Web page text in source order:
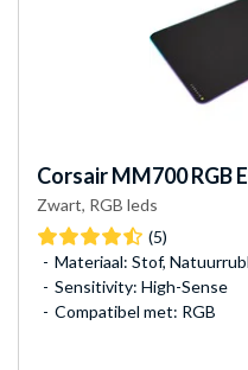
CorsairMM700 RGB
Zwart, RGB leds
(5)
Materiaal: Stof,
Sensitivity: High-Sense
Compatibel met: RGB